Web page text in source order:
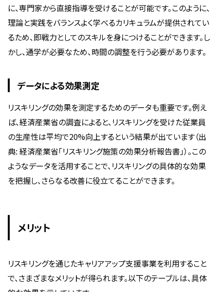
に、専門家から直接指導を受けることが可能です。このように、
理論と実践をバランスよく学べるカリキュラムが提供されてい
るため、即戦力としてのスキルを身につけることができます。し
かし、通学が必要なため、時間の調整を行う必要があります。
データによる効果測定
リスキリングの効果を測定するためのデータも重要です。例え
ば、経済産業省の調査によると、リスキリングを受けた従業員
の生産性は平均で20%向上するという結果が出ています（出
典: 経済産業省「リスキリング施策の効果分析報告書」）。この
ようなデータを活用することで、リスキリングの具体的な効果
を把握し、さらなる改善に役立てることができます。
メリット
リスキリングを通じたキャリアアップ支援事業を利用すること
で、さまざまなメリットが得られます。以下のテーブルは、具体